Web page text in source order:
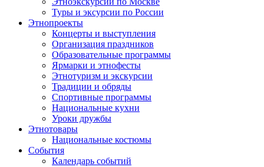
Туры и эксурсии по России
Этнопроекты
Концерты и выступления
Организация праздников
Образовательные программы
Ярмарки и этнофесты
Этнотуризм и экскурсии
Традиции и обряды
Спортивные программы
Национальные кухни
Уроки дружбы
Этнотовары
Национальные костюмы
События
Календарь событий